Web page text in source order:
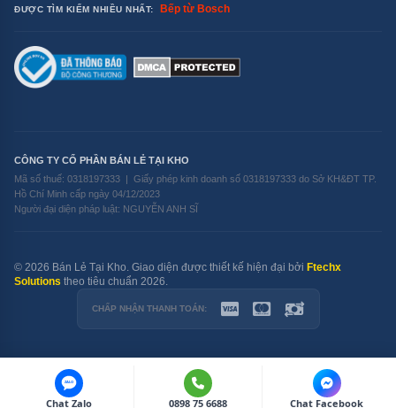
với phương pháp sấy nhiệt thông thường. Khi cửa mở
làm khô hiệu quả mà không tiêu tốn quá nhiều điện. Bạn
có thể lấy bát đĩa ra sử dụng ngay sau khi quá trình sấy
ĐƯỢC TÌM KIẾM NHIỀU NHẤT: Bếp từ Bosch
CÔNG TY CỔ PHẦN BÁN LẺ TẠI KHO
Mã số thuế: 0318197333 | Giấy phép kinh doanh số 0318197333 do Sở KH&ĐT TP.
Hồ Chí Minh cấp ngày 04/12/2023
Người đại diện pháp luật: NGUYỄN ANH SĨ
© 2026 Bán Lẻ Tại Kho. Giao diện được thiết kế hiện đại bởi Ftechx
Solutions theo tiêu chuẩn 2026.
CHẤP NHẬN THANH TOÁN:
ZALO
Chat Zalo 0898 75 6688 Chat Facebook